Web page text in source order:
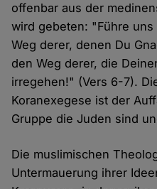
offenbar aus der
wird gebeten: "Führe
Weg derer, denen Du
den Weg derer, die
irregehen!" (Vers 6-7).
Koranexegese ist der
Gruppe die Juden sind
Die muslimischen
Untermauerung ihrer